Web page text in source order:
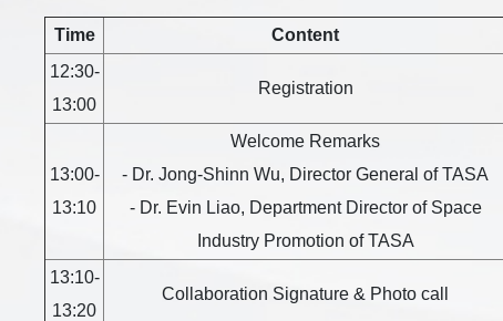
Time Content
12:30-
13:00
Registration
13:00-
13:10
Welcome Remarks
- Dr. Jong-Shinn Wu, Director General of TASA
- Dr. Evin Liao, Department Director of Space
Industry Promotion of TASA
13:10-
13:20
Collaboration Signature & Photo call